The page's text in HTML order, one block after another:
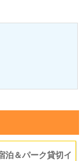
泊＆パーク貸切イ